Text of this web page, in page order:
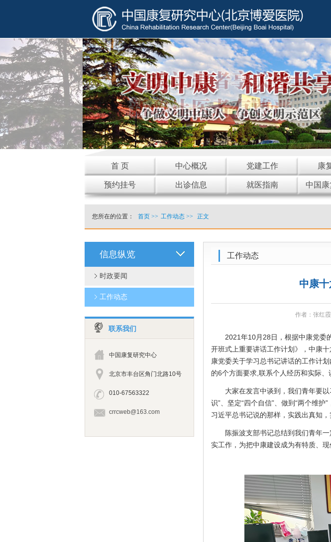
首 页 中心概况 党建工作 康
预约挂号 出诊信息 就医指南 中国
您所在的位置： 首页>> 工作动态>> 正文
信息纵览
时政要闻
工作动态
联系我们
中国康复研究中心
北京市丰台区角门北路10号
010-67563322
crrcweb@163.com
工作动态
中康
作者：张红
2021年10月28日，根据中康党委的
开班式上重要讲话工作计划》，中康
康党委关于学习总书记讲话的工作计
的6个方面要求,联系个人经历和实际、
大家在发言中谈到，我们青年要以
识”、坚定“四个自信”、做到“两个维
习近平总书记说的那样，实践出真知
陈振波支部书记总结到我们青年一
实工作，为把中康建设成为有特质、